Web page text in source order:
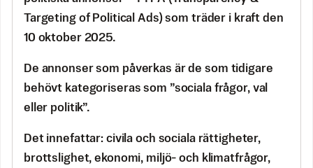
Targeting of Political Ads) som träder i kraft den
10 oktober 2025.
De annonser som påverkas är de som tidigare
behövt kategoriseras som ”sociala frågor, val
eller politik”.
Det innefattar: civila och sociala rättigheter,
brottslighet, ekonomi, miljö- och klimatfrågor,